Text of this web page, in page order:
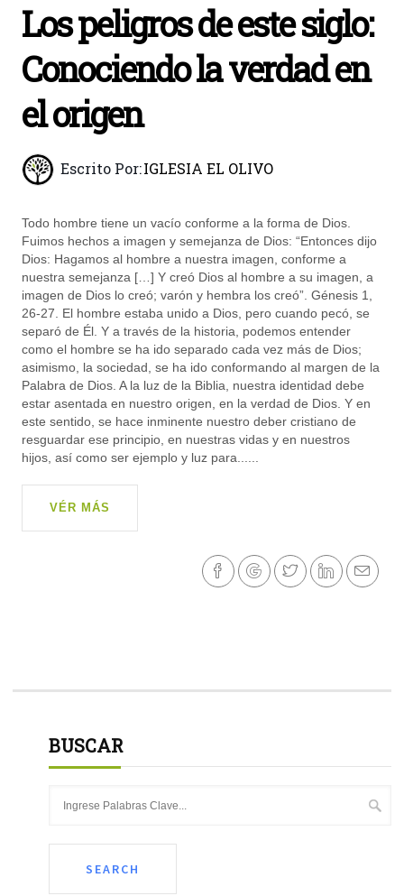
Los peligros de este siglo:
Conociendo la verdad en
el origen
Escrito Por:IGLESIA EL OLIVO
Todo hombre tiene un vacío conforme a la forma de Dios.
Fuimos hechos a imagen y semejanza de Dios: “Entonces dijo
Dios: Hagamos al hombre a nuestra imagen, conforme a
nuestra semejanza […] Y creó Dios al hombre a su imagen, a
imagen de Dios lo creó; varón y hembra los creó”. Génesis 1,
26-27. El hombre estaba unido a Dios, pero cuando pecó, se
separó de Él. Y a través de la historia, podemos entender
como el hombre se ha ido separado cada vez más de Dios;
asimismo, la sociedad, se ha ido conformando al margen de la
Palabra de Dios. A la luz de la Biblia, nuestra identidad debe
estar asentada en nuestro origen, en la verdad de Dios. Y en
este sentido, se hace inminente nuestro deber cristiano de
resguardar ese principio, en nuestras vidas y en nuestros
hijos, así como ser ejemplo y luz para......
VÉR MÁS
BUSCAR